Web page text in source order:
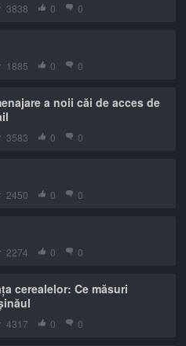
3838 0 0
1885 0 0
a noii căi de acces de
3583 0 0
2450 0 0
2274 0 0
cerealelor: Ce măsuri
4317 0 0